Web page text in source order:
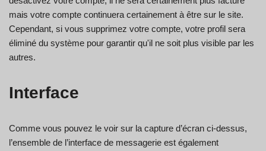
mais votre compte continuera certainement à être sur le site.
Cependant, si vous supprimez votre compte, votre profil sera
éliminé du système pour garantir qu'il ne soit plus visible par les
autres.
Interface
Comme vous pouvez le voir sur la capture d’écran ci-dessus,
l’ensemble de l’interface de messagerie est également